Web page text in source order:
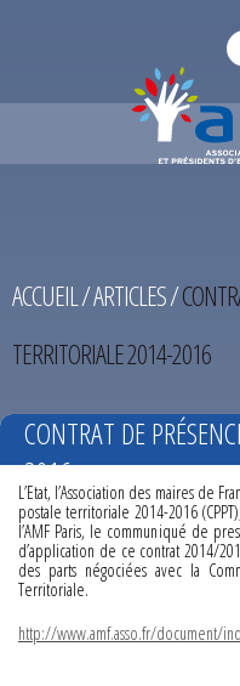
ACCUEIL/ARTICLES/
TERRITORIALE 2014-2016
CONTRAT DE
2016
L’Etat, l’Association des maires de
postale territoriale 2014-2016
l’AMF Paris, le communiqué de
d’application de ce contrat 2014/
des parts négociées avec la
Territoriale.
http://www.amf.asso.fr/document/